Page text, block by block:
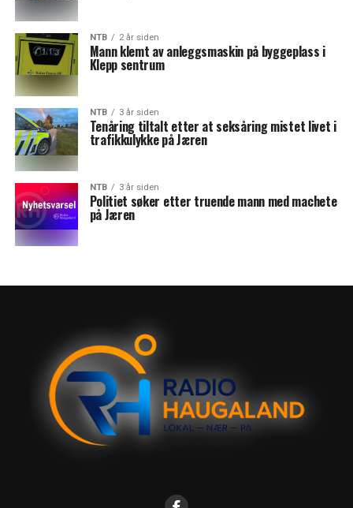
NTB 2 år siden
Mann klemt av anleggsmaskin på byggeplass i
Klepp sentrum
NTB 3 år siden
Tenåring tiltalt etter at seksåring mistet livet i
trafikkulykke på Jæren
NTB 3 år siden
Politiet søker etter truende mann med machete
på Jæren